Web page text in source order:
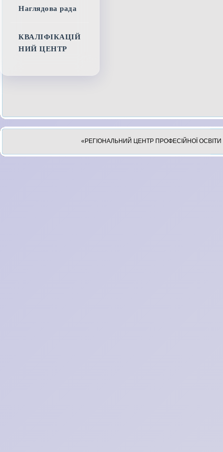
Наглядова рада
КВАЛІФІКАЦІЙ
НИЙ ЦЕНТР
«РЕГІОНАЛЬНИЙ ЦЕНТР ПРОФЕСІЙНОЇ